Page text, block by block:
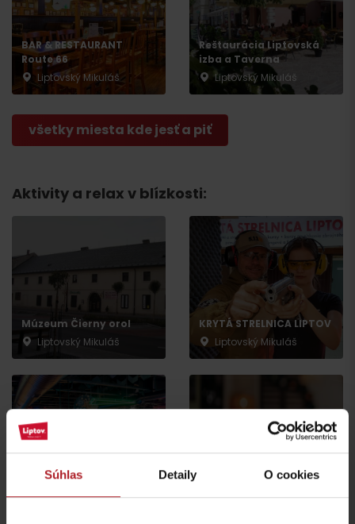
Súhlas Detaily O cookies
BAR & RESTAURANT
Route 66
Liptovský Mikuláš
Reštaurácia Liptovská
izba a Taverna
Liptovský Mikuláš
všetky miesta kde jesť a piť
Aktivity a relax v blízkosti:
Múzeum Čierny orol
Liptovský Mikuláš
KRYTÁ STRELNICA LIPTOV
Liptovský Mikuláš
Gameroom 66
Liptovský Mikuláš
Central Perk
Liptovský Mikuláš
Príchod